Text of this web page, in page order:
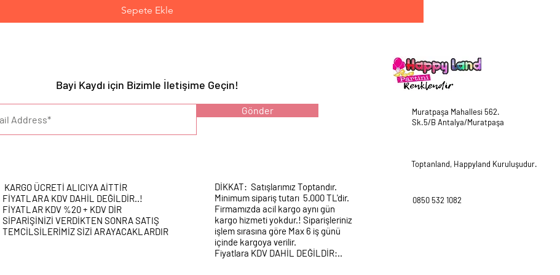
Sepete Ekle
UYARI :
Bayi Kaydı için Bizimle İletişime Geçin!
Gönder
KARGO ÜCRETİ ALICIYA AİTTİR
FİYATLARA KDV DAHİL DEĞİLDİR..!
FİYATLAR KDV %20 + KDV DİR
SİPARİŞİNİZİ VERDİKTEN SONRA SATIŞ
TEMCİLSİLERİMİZ SİZİ ARAYACAKLARDIR
DİKKAT: Satışlarımız Toptandır.
Minimum sipariş tutarı 5.000 TL'dir.
Firmamızda acil kargo aynı gün
kargo hizmeti yokdur.! Siparişleriniz
işlem sırasına göre Max 6 iş günü
içinde kargoya verilir.
Fiyatlara KDV DAHİL DEĞİLDİR:..
Muratpaşa Mahallesi 562.
Sk.5/B Antalya/Muratpaşa
Toptanland, Happyland Kuruluşudur.
0850 532 1082